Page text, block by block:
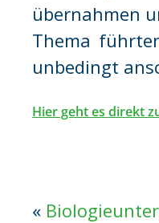
übernahmen
Thema
unbedingt
Hier geht es direkt
«